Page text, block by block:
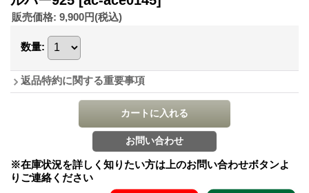
販売価格: 9,900円(税込)
数量:
返品特約に関する重要事項
※在庫状況を詳しく知りたい方は上のお問い合わせボタンよ
りご連絡ください